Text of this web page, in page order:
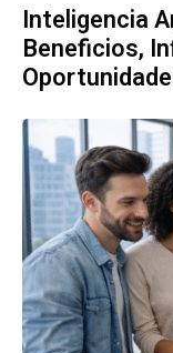
Inteligencia
Beneficios,